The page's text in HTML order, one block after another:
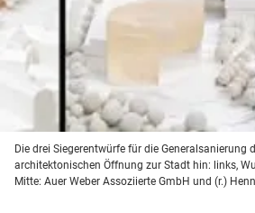
Die drei Siegerentwürfe für die Generalsanierung
architektonischen Öffnung zur Stadt hin: links,
Mitte: Auer Weber Assoziierte GmbH und (r.)